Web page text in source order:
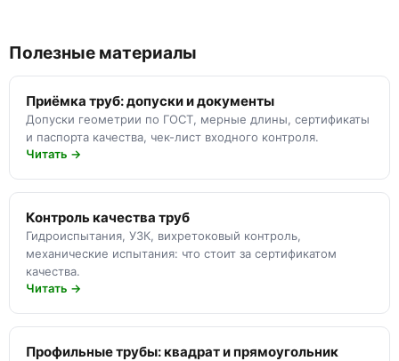
Полезные материалы
Приёмка труб: допуски и документы
Допуски геометрии по ГОСТ, мерные длины, сертификаты
и паспорта качества, чек-лист входного контроля.
Читать →
Контроль качества труб
Гидроиспытания, УЗК, вихретоковый контроль,
механические испытания: что стоит за сертификатом
качества.
Читать →
Профильные трубы: квадрат и прямоугольник